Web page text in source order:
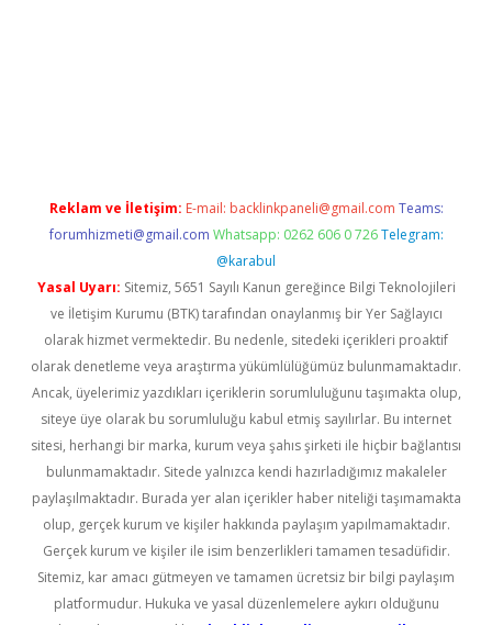
Reklam ve İletişim: E-mail: backlinkpaneli@gmail.com Teams:
forumhizmeti@gmail.com Whatsapp: 0262 606 0 726 Telegram:
@karabul
Yasal Uyarı: Sitemiz, 5651 Sayılı Kanun gereğince Bilgi Teknolojileri
ve İletişim Kurumu (BTK) tarafından onaylanmış bir Yer Sağlayıcı
olarak hizmet vermektedir. Bu nedenle, sitedeki içerikleri proaktif
olarak denetleme veya araştırma yükümlülüğümüz bulunmamaktadır.
Ancak, üyelerimiz yazdıkları içeriklerin sorumluluğunu taşımakta olup,
siteye üye olarak bu sorumluluğu kabul etmiş sayılırlar. Bu internet
sitesi, herhangi bir marka, kurum veya şahıs şirketi ile hiçbir bağlantısı
bulunmamaktadır. Sitede yalnızca kendi hazırladığımız makaleler
paylaşılmaktadır. Burada yer alan içerikler haber niteliği taşımamakta
olup, gerçek kurum ve kişiler hakkında paylaşım yapılmamaktadır.
Gerçek kurum ve kişiler ile isim benzerlikleri tamamen tesadüfidir.
Sitemiz, kar amacı gütmeyen ve tamamen ücretsiz bir bilgi paylaşım
platformudur. Hukuka ve yasal düzenlemelere aykırı olduğunu